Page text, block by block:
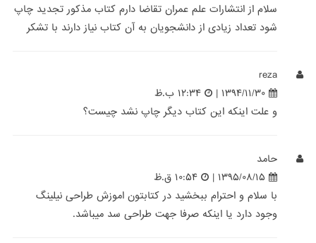
سلام از انتشارات علم عمران تقاضا دارم کتاب مذکور تجدید چاپ
شود تعداد زیادی از دانشجویان به آن کتاب نیاز دارند با تشکر
reza
۱۳۹۴/۱۱/۳۰ |
۱۲:۳۴ ب.ظ
و علت اینکه این کتاب دیگر چاپ نشد چیست؟
حامد
۱۳۹۵/۰۸/۱۵ |
۱۰:۵۴ ق.ظ
با سلام و احترام ببخشید در کتابتون اموزش طراحی نیلینگ
وجود دارد یا اینکه صرفا جهت طراحی سد میباشد.